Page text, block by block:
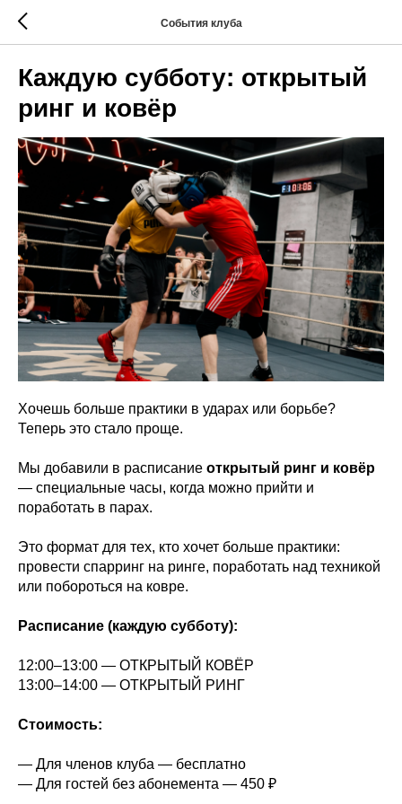
События клуба
Каждую субботу: открытый
ринг и ковёр
Хочешь больше практики в ударах или борьбе?
Теперь это стало проще.
Мы добавили в расписание открытый ринг и ковёр
— специальные часы, когда можно прийти и
поработать в парах.
Это формат для тех, кто хочет больше практики:
провести спарринг на ринге, поработать над техникой
или побороться на ковре.
Расписание (каждую субботу):
12:00–13:00 — ОТКРЫТЫЙ КОВЁР
13:00–14:00 — ОТКРЫТЫЙ РИНГ
Стоимость:
— Для членов клуба — бесплатно
— Для гостей без абонемента — 450 ₽